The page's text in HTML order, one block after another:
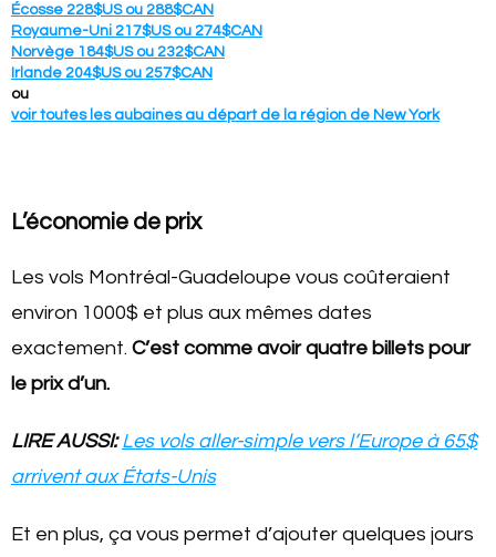
Écosse 228$US ou 288$CAN
Royaume-Uni 217$US ou 274$CAN
Norvège 184$US ou 232$CAN
Irlande 204$US ou 257$CAN
ou
voir toutes les aubaines au départ de la région de New York
L’économie de prix
Les vols Montréal-Guadeloupe vous coûteraient
environ 1000$ et plus aux mêmes dates
exactement. C’est comme avoir quatre billets pour
le prix d’un.
LIRE AUSSI: Les vols aller-simple vers l’Europe à 65$
arrivent aux États-Unis
Et en plus, ça vous permet d’ajouter quelques jours